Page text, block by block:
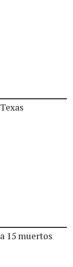
15 muertos